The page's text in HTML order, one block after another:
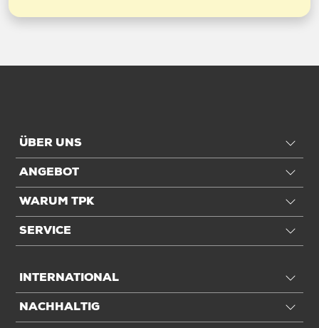
ÜBER UNS
ANGEBOT
WARUM TPK
SERVICE
INTERNATIONAL
NACHHALTIG